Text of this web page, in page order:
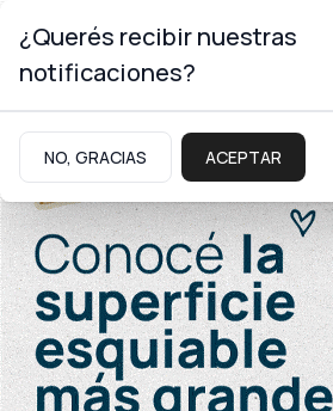
¿Querés recibir nuestras
notificaciones?
NO, GRACIAS ACEPTAR